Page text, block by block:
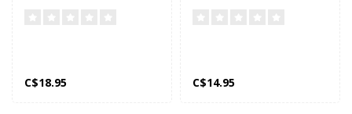
C$18.95 C$14.95